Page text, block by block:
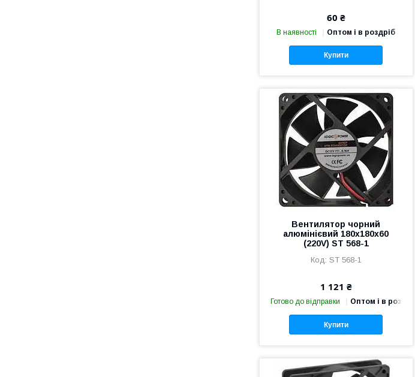
60 ₴
В наявності Оптом і в роздріб
Купити
Вентилятор чорний
алюмінієвий 180х180х60
(220V) ST 568-1
ST 568-1
1 121 ₴
Готово до відправки Оптом і в роздріб
Купити